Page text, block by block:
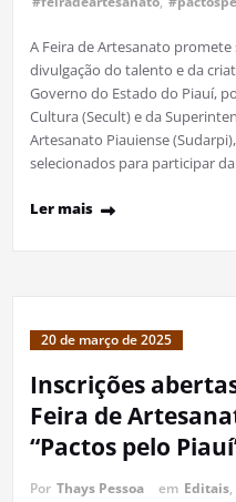
A Feira de Artesanato
divulgação do talento e da
Governo do Estado do Piauí,
Cultura (Secult) e da
Artesanato Piauiense
selecionados para participar
Ler mais
20 de março de 2025
Inscrições
Feira de
“Pactos pelo
Por Thays Pessoa em Editais,